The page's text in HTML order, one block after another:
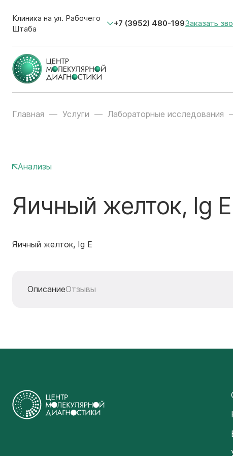
Клиника на ул. Рабочего
Штаба
+7 (3952) 480-199Заказать
Главная Услуги Лабораторные исследования
Анализы
Яичный желток, Ig E
Яичный желток, Ig E
ОписаниеОтзывы